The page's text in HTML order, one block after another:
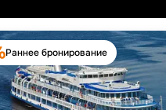
Раннее бронирование